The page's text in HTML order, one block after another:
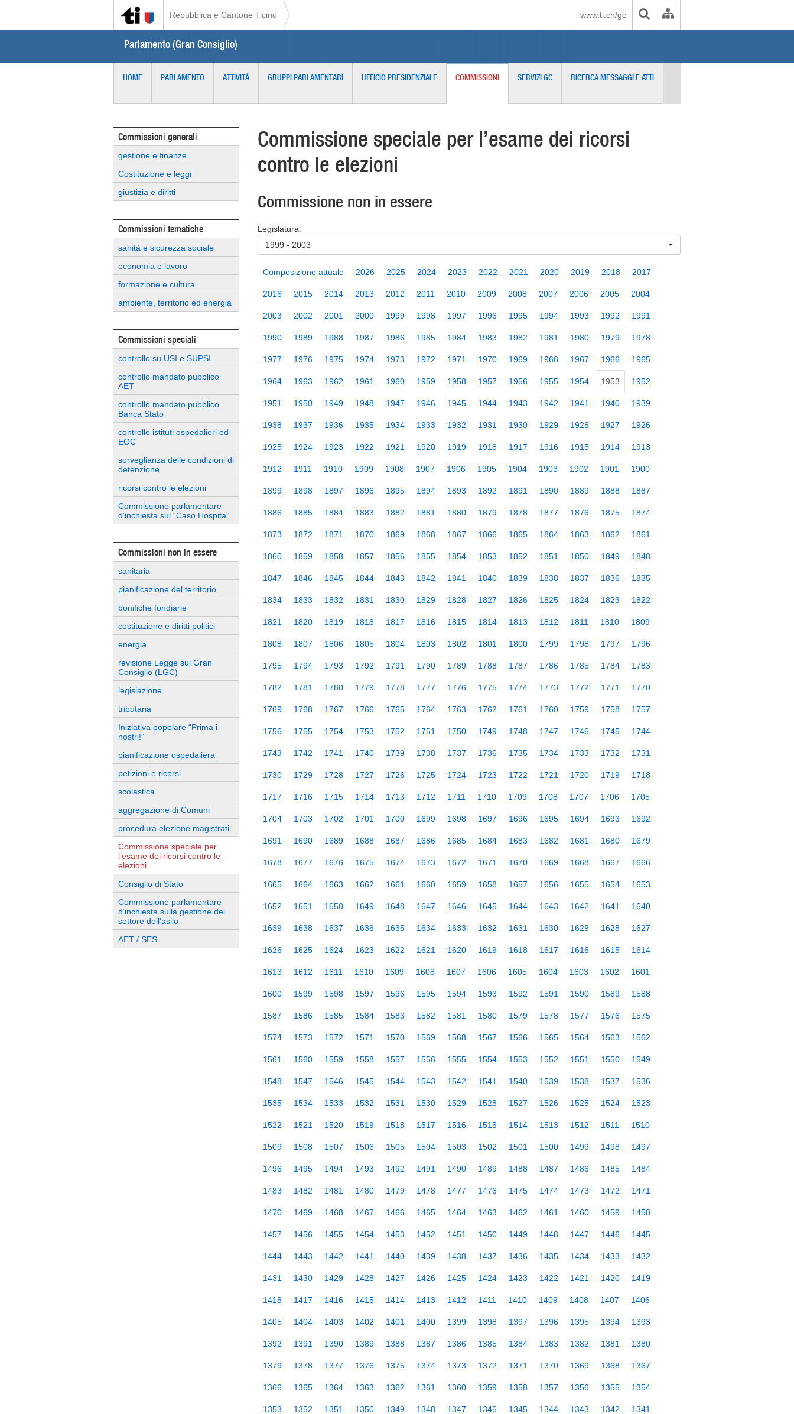
Repubblica e Cantone Ticino www.ti.ch/gc
Parlamento (Gran Consiglio)
HOME PARLAMENTO ATTIVITÀ GRUPPI PARLAMENTARI UFFICIO PRESIDENZIALE COMMISSIONI SERVIZI GC RICERCA MESSAGGI E ATTI
Commissioni generali
gestione e finanze
Costituzione e leggi
giustizia e diritti
Commissioni tematiche
sanità e sicurezza sociale
economia e lavoro
formazione e cultura
ambiente, territorio ed energia
Commissioni speciali
controllo su USI e SUPSI
controllo mandato pubblico
AET
controllo mandato pubblico
Banca Stato
controllo istituti ospedalieri ed
EOC
sorveglianza delle condizioni di
detenzione
ricorsi contro le elezioni
Commissione parlamentare
d’inchiesta sul “Caso Hospita”
Commissioni non in essere
sanitaria
pianificazione del territorio
bonifiche fondiarie
costituzione e diritti politici
energia
revisione Legge sul Gran
Consiglio (LGC)
legislazione
tributaria
Iniziativa popolare “Prima i
nostri!”
pianificazione ospedaliera
petizioni e ricorsi
scolastica
aggregazione di Comuni
procedura elezione magistrati
Commissione speciale per
l’esame dei ricorsi contro le
elezioni
Consiglio di Stato
Commissione parlamentare
d’inchiesta sulla gestione del
settore dell’asilo
AET / SES
Commissione speciale per l’esame dei ricorsi
contro le elezioni
Commissione non in essere
Legislatura:
1999 - 2003
Composizione attuale 2026 2025 2024 2023 2022 2021 2020 2019 2018 2017
2016 2015 2014 2013 2012 2011 2010 2009 2008 2007 2006 2005 2004
2003 2002 2001 2000 1999 1998 1997 1996 1995 1994 1993 1992 1991
1990 1989 1988 1987 1986 1985 1984 1983 1982 1981 1980 1979 1978
1977 1976 1975 1974 1973 1972 1971 1970 1969 1968 1967 1966 1965
1964 1963 1962 1961 1960 1959 1958 1957 1956 1955 1954 1953 1952
1951 1950 1949 1948 1947 1946 1945 1944 1943 1942 1941 1940 1939
1938 1937 1936 1935 1934 1933 1932 1931 1930 1929 1928 1927 1926
1925 1924 1923 1922 1921 1920 1919 1918 1917 1916 1915 1914 1913
1912 1911 1910 1909 1908 1907 1906 1905 1904 1903 1902 1901 1900
1899 1898 1897 1896 1895 1894 1893 1892 1891 1890 1889 1888 1887
1886 1885 1884 1883 1882 1881 1880 1879 1878 1877 1876 1875 1874
1873 1872 1871 1870 1869 1868 1867 1866 1865 1864 1863 1862 1861
1860 1859 1858 1857 1856 1855 1854 1853 1852 1851 1850 1849 1848
1847 1846 1845 1844 1843 1842 1841 1840 1839 1838 1837 1836 1835
1834 1833 1832 1831 1830 1829 1828 1827 1826 1825 1824 1823 1822
1821 1820 1819 1818 1817 1816 1815 1814 1813 1812 1811 1810 1809
1808 1807 1806 1805 1804 1803 1802 1801 1800 1799 1798 1797 1796
1795 1794 1793 1792 1791 1790 1789 1788 1787 1786 1785 1784 1783
1782 1781 1780 1779 1778 1777 1776 1775 1774 1773 1772 1771 1770
1769 1768 1767 1766 1765 1764 1763 1762 1761 1760 1759 1758 1757
1756 1755 1754 1753 1752 1751 1750 1749 1748 1747 1746 1745 1744
1743 1742 1741 1740 1739 1738 1737 1736 1735 1734 1733 1732 1731
1730 1729 1728 1727 1726 1725 1724 1723 1722 1721 1720 1719 1718
1717 1716 1715 1714 1713 1712 1711 1710 1709 1708 1707 1706 1705
1704 1703 1702 1701 1700 1699 1698 1697 1696 1695 1694 1693 1692
1691 1690 1689 1688 1687 1686 1685 1684 1683 1682 1681 1680 1679
1678 1677 1676 1675 1674 1673 1672 1671 1670 1669 1668 1667 1666
1665 1664 1663 1662 1661 1660 1659 1658 1657 1656 1655 1654 1653
1652 1651 1650 1649 1648 1647 1646 1645 1644 1643 1642 1641 1640
1639 1638 1637 1636 1635 1634 1633 1632 1631 1630 1629 1628 1627
1626 1625 1624 1623 1622 1621 1620 1619 1618 1617 1616 1615 1614
1613 1612 1611 1610 1609 1608 1607 1606 1605 1604 1603 1602 1601
1600 1599 1598 1597 1596 1595 1594 1593 1592 1591 1590 1589 1588
1587 1586 1585 1584 1583 1582 1581 1580 1579 1578 1577 1576 1575
1574 1573 1572 1571 1570 1569 1568 1567 1566 1565 1564 1563 1562
1561 1560 1559 1558 1557 1556 1555 1554 1553 1552 1551 1550 1549
1548 1547 1546 1545 1544 1543 1542 1541 1540 1539 1538 1537 1536
1535 1534 1533 1532 1531 1530 1529 1528 1527 1526 1525 1524 1523
1522 1521 1520 1519 1518 1517 1516 1515 1514 1513 1512 1511 1510
1509 1508 1507 1506 1505 1504 1503 1502 1501 1500 1499 1498 1497
1496 1495 1494 1493 1492 1491 1490 1489 1488 1487 1486 1485 1484
1483 1482 1481 1480 1479 1478 1477 1476 1475 1474 1473 1472 1471
1470 1469 1468 1467 1466 1465 1464 1463 1462 1461 1460 1459 1458
1457 1456 1455 1454 1453 1452 1451 1450 1449 1448 1447 1446 1445
1444 1443 1442 1441 1440 1439 1438 1437 1436 1435 1434 1433 1432
1431 1430 1429 1428 1427 1426 1425 1424 1423 1422 1421 1420 1419
1418 1417 1416 1415 1414 1413 1412 1411 1410 1409 1408 1407 1406
1405 1404 1403 1402 1401 1400 1399 1398 1397 1396 1395 1394 1393
1392 1391 1390 1389 1388 1387 1386 1385 1384 1383 1382 1381 1380
1379 1378 1377 1376 1375 1374 1373 1372 1371 1370 1369 1368 1367
1366 1365 1364 1363 1362 1361 1360 1359 1358 1357 1356 1355 1354
1353 1352 1351 1350 1349 1348 1347 1346 1345 1344 1343 1342 1341